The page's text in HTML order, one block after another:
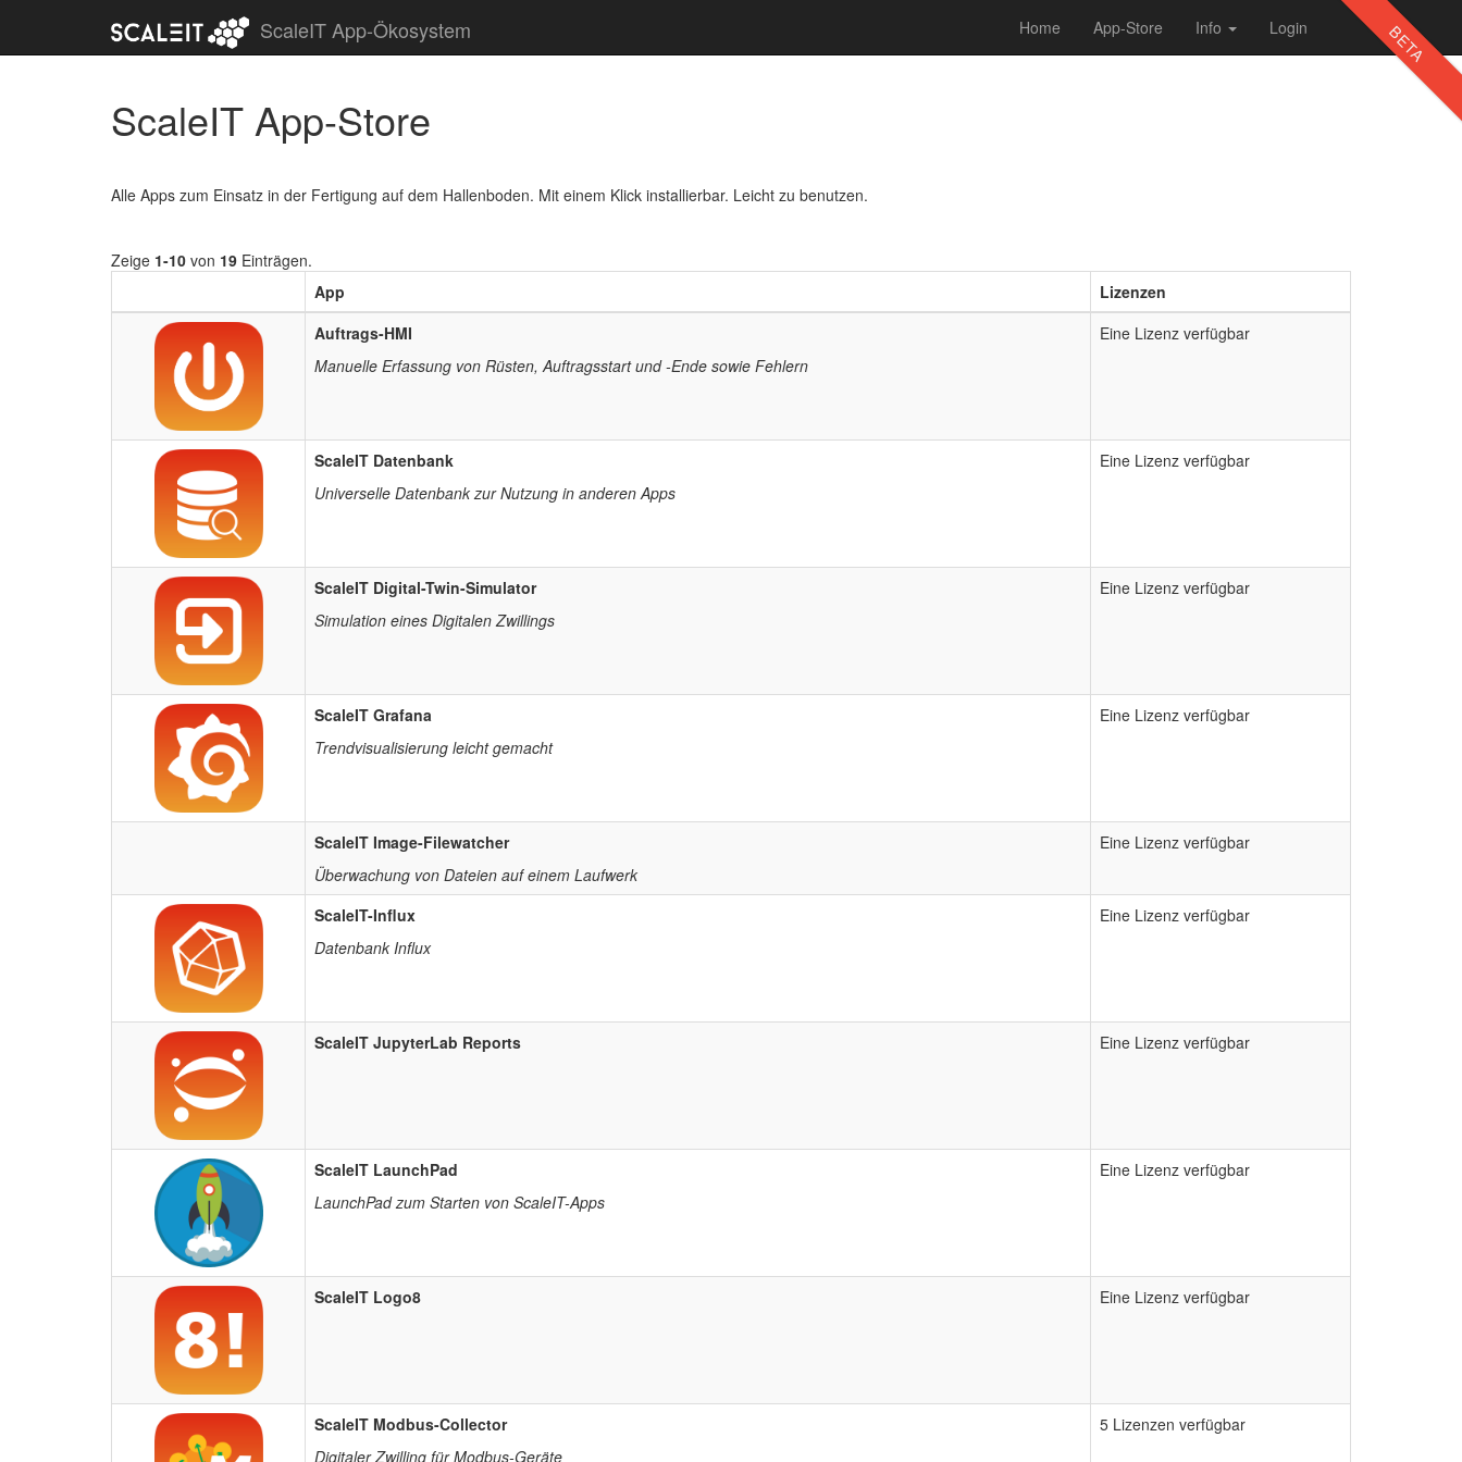
BETA
ScaleIT App-Ökosystem Home App-Store Info Login
ScaleIT App-Store
Alle Apps zum Einsatz in der Fertigung auf dem Hallenboden. Mit einem Klick installierbar. Leicht zu benutzen.
Zeige 1-10 von 19 Einträgen.
App
Lizenzen
Auftrags-HMI
Manuelle Erfassung von Rüsten, Auftragsstart und -Ende sowie Fehlern
Eine Lizenz verfügbar
ScaleIT Datenbank
Universelle Datenbank zur Nutzung in anderen Apps
Eine Lizenz verfügbar
ScaleIT Digital-Twin-Simulator
Simulation eines Digitalen Zwillings
Eine Lizenz verfügbar
ScaleIT Grafana
Trendvisualisierung leicht gemacht
Eine Lizenz verfügbar
ScaleIT Image-Filewatcher
Überwachung von Dateien auf einem Laufwerk
Eine Lizenz verfügbar
ScaleIT-Influx
Datenbank Influx
Eine Lizenz verfügbar
ScaleIT JupyterLab Reports Eine Lizenz verfügbar
ScaleIT LaunchPad
LaunchPad zum Starten von ScaleIT-Apps
Eine Lizenz verfügbar
ScaleIT Logo8 Eine Lizenz verfügbar
ScaleIT Modbus-Collector
Digitaler Zwilling für Modbus-Geräte
5 Lizenzen verfügbar